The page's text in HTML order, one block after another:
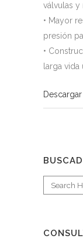
válvulas y
• Mayor
presión
•
larga vida